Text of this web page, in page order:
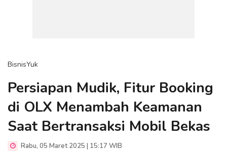
BisnisYuk
Persiapan Mudik, Fitur Booking
di OLX Menambah Keamanan
Saat Bertransaksi Mobil Bekas
Rabu, 05 Maret 2025 | 15:17 WIB